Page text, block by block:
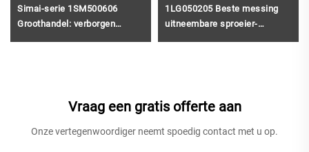
Simai-serie 1SM500606
Groothandel: verborgen
1LG050205 Beste messing
uitneembare sproeier-
Vraag een gratis offerte aan
Onze vertegenwoordiger neemt spoedig contact met u op.